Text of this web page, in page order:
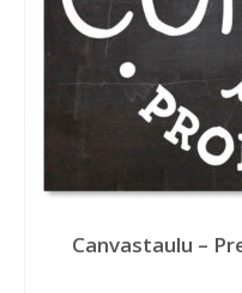
Canvastaulu –